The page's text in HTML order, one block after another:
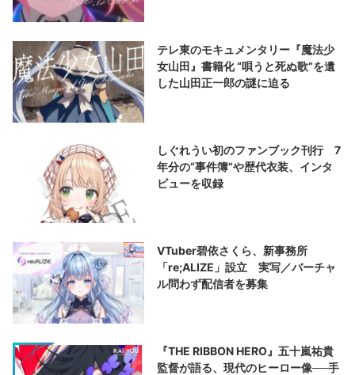
テレ東のモキュメンタリー『魔法少
女山田』書籍化 “唄うと死ぬ歌”を遺
した山田正一郎の謎に迫る
しぐれうい初のファンブック刊行 7
年分の“事件簿”や歴代衣装、インタ
ビューを収録
VTuber碧依さくら、新事務所
「re;ALIZE」設立 実写／バーチャ
ル問わず配信者を募集
『THE RIBBON HERO』五十嵐祐貴
監督が語る、現代のヒーロー像──手